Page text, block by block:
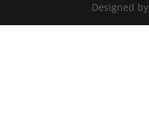
Designed by